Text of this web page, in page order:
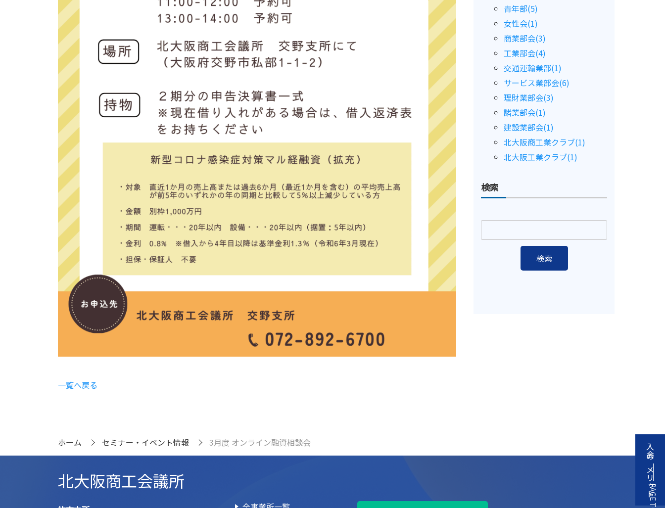
入会のメリット
一覧へ戻る
青年部(5)
女性会(1)
商業部会(3)
工業部会(4)
交通運輸業部(1)
サービス業部会(6)
理財業部会(3)
諸業部会(1)
建設業部会(1)
北大阪商工業クラブ(1)
北大阪工業クラブ(1)
検索
ホーム セミナー・イベント情報 3月度 オンライン融資相談会
PAGE TOP
北大阪商工会議所